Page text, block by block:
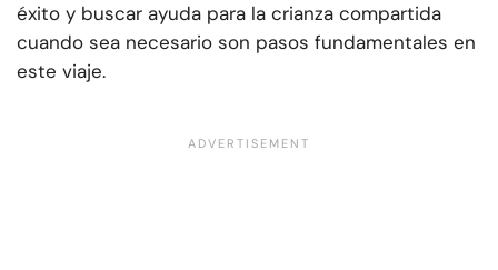
éxito y buscar ayuda para la crianza compartida
cuando sea necesario son pasos fundamentales en
este viaje.